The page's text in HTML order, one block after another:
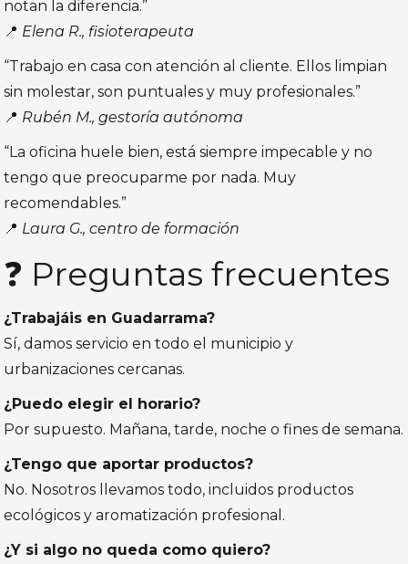
notan la diferencia.”
📍 Elena R., fisioterapeuta
“Trabajo en casa con atención al cliente. Ellos limpian
sin molestar, son puntuales y muy profesionales.”
📍 Rubén M., gestoría autónoma
“La oficina huele bien, está siempre impecable y no
tengo que preocuparme por nada. Muy
recomendables.”
📍 Laura G., centro de formación
❓ Preguntas frecuentes
¿Trabajáis en Guadarrama?
Sí, damos servicio en todo el municipio y
urbanizaciones cercanas.
¿Puedo elegir el horario?
Por supuesto. Mañana, tarde, noche o fines de semana.
¿Tengo que aportar productos?
No. Nosotros llevamos todo, incluidos productos
ecológicos y aromatización profesional.
¿Y si algo no queda como quiero?